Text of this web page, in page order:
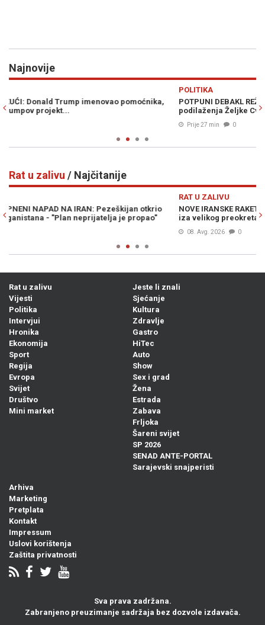
Najnovije
POTPUNI DEBAKL REŽIMA U BANJOJ LUCI: Ovo je gore i od
podilaženja Željke Cvijanović američkoj administraciji...
Rat u zalivu / Najčitanije
NOVE IRANSKE RAKETE MIJENJAJU RAT: Larry Johnson tvrdi da
iza velikog preokreta stoje Kina i Rusija
Rat u zalivu
Vijesti
Politika
Intervjui
Hronika
Ekonomija
Sport
Regija
Evropa
Svijet
Društvo
Mini market
Jeste li znali
Sjećanje
Kultura
Zdravlje
Gastro
HiTec
Auto
Show
Sex i grad
Žena
Estrada
Zabava
Frljoka
Šareni svijet
SP 2026
SENAD ANTE-PORTAL
Sarajevski snajperisti
Arhiva
Marketing
Pretplata
Kontakt
Impressum
Uslovi korištenja
Zaštita privatnosti
Sva prava zadržana.
Zabranjeno preuzimanje sadržaja bez dozvole izdavača.